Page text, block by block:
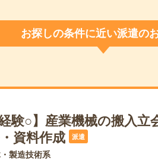
お探しの条件に近い派遣の
験○】産業機械の搬入
資料作成
派遣
製造技術系